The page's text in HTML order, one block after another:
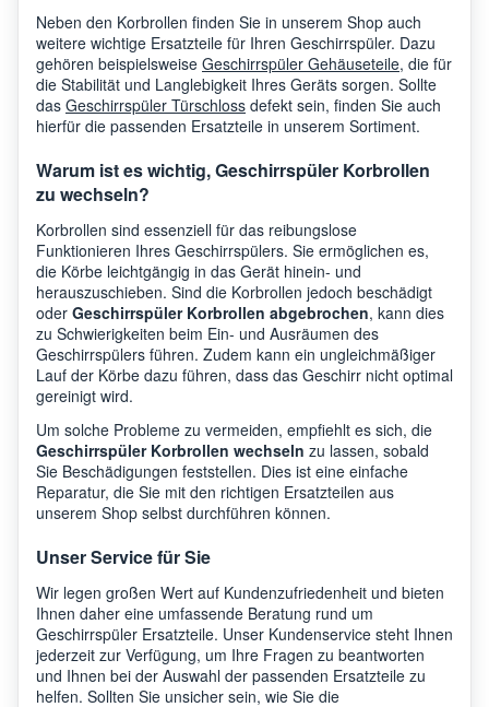
Neben den Korbrollen finden Sie in unserem Shop auch
weitere wichtige Ersatzteile für Ihren Geschirrspüler. Dazu
gehören beispielsweise Geschirrspüler Gehäuseteile, die für
die Stabilität und Langlebigkeit Ihres Geräts sorgen. Sollte
das Geschirrspüler Türschloss defekt sein, finden Sie auch
hierfür die passenden Ersatzteile in unserem Sortiment.
Warum ist es wichtig, Geschirrspüler Korbrollen
zu wechseln?
Korbrollen sind essenziell für das reibungslose
Funktionieren Ihres Geschirrspülers. Sie ermöglichen es,
die Körbe leichtgängig in das Gerät hinein- und
herauszuschieben. Sind die Korbrollen jedoch beschädigt
oder Geschirrspüler Korbrollen abgebrochen, kann dies
zu Schwierigkeiten beim Ein- und Ausräumen des
Geschirrspülers führen. Zudem kann ein ungleichmäßiger
Lauf der Körbe dazu führen, dass das Geschirr nicht optimal
gereinigt wird.
Um solche Probleme zu vermeiden, empfiehlt es sich, die
Geschirrspüler Korbrollen wechseln zu lassen, sobald
Sie Beschädigungen feststellen. Dies ist eine einfache
Reparatur, die Sie mit den richtigen Ersatzteilen aus
unserem Shop selbst durchführen können.
Unser Service für Sie
Wir legen großen Wert auf Kundenzufriedenheit und bieten
Ihnen daher eine umfassende Beratung rund um
Geschirrspüler Ersatzteile. Unser Kundenservice steht Ihnen
jederzeit zur Verfügung, um Ihre Fragen zu beantworten
und Ihnen bei der Auswahl der passenden Ersatzteile zu
helfen. Sollten Sie unsicher sein, wie Sie die